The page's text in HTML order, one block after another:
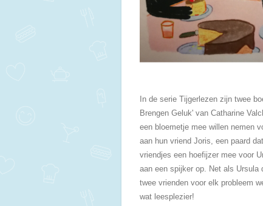
In de serie Tijgerlezen zijn twee
Brengen Geluk' van Catharine
een bloemetje mee willen nemen
aan hun vriend Joris, een paard
vriendjes een hoefijzer mee voor
aan een spijker op. Net als Ursula
twee vrienden voor elk probleem
wat leesplezier!